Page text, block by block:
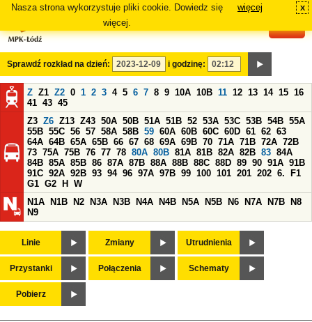
Nasza strona wykorzystuje pliki cookie. Dowiedz się
więcej.
więcej x
Sprawdź rozkład na dzień: i godzinę:
Z Z1 Z2 0 1 2 3 4 5 6 7 8 9 10A 10B 11 12 13 14 15 16
41 43 45
Z3 Z6 Z13 Z43 50A 50B 51A 51B 52 53A 53C 53B 54B 55A
55B 55C 56 57 58A 58B 59 60A 60B 60C 60D 61 62 63
64A 64B 65A 65B 66 67 68 69A 69B 70 71A 71B 72A 72B
73 75A 75B 76 77 78 80A 80B 81A 81B 82A 82B 83 84A
84B 85A 85B 86 87A 87B 88A 88B 88C 88D 89 90 91A 91B
91C 92A 92B 93 94 96 97A 97B 99 100 101 201 202 6.
F1
G1 G2 H
W
N1A
N1B N2 N3A N3B N4A N4B N5A N5B N6 N7A N7B
N8
N9
Linie Zmiany Utrudnienia
Przystanki Połączenia Schematy
Pobierz